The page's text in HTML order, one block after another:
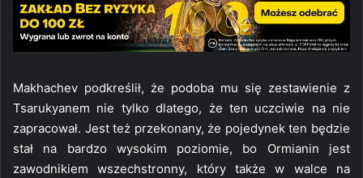
Makhachev podkreślił, że podoba mu się zestawienie z
Tsarukyanem nie tylko dlatego, że ten uczciwie na nie
zapracował. Jest też przekonany, że pojedynek ten będzie
stał na bardzo wysokim poziomie, bo Ormianin jest
zawodnikiem wszechstronny, który także w walce na